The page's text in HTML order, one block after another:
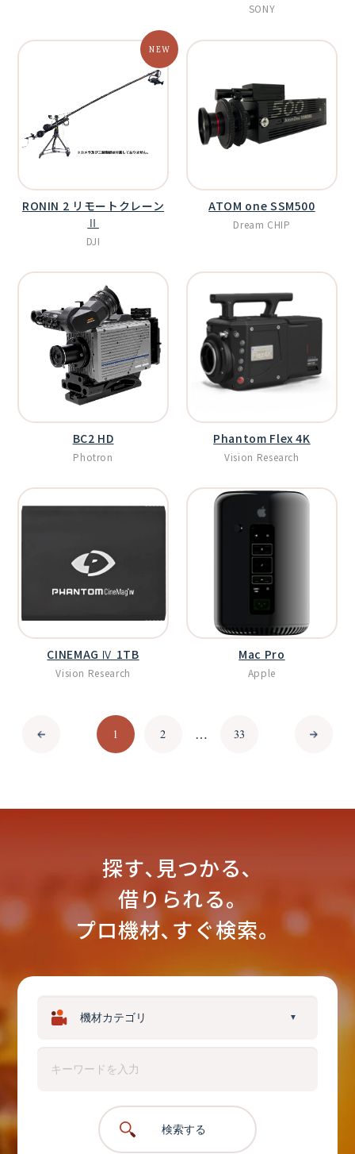
SONY
RONIN 2 リモートクレーン
Ⅱ
DJI
ATOM one SSM500
Dream CHIP
BC2 HD
Photron
Phantom Flex 4K
Vision Research
CINEMAG Ⅳ 1TB
Vision Research
Mac Pro
Apple
1 2 … 33
探す､見つかる､
借りられる｡
プロ機材､すぐ検索。
▼
検索する